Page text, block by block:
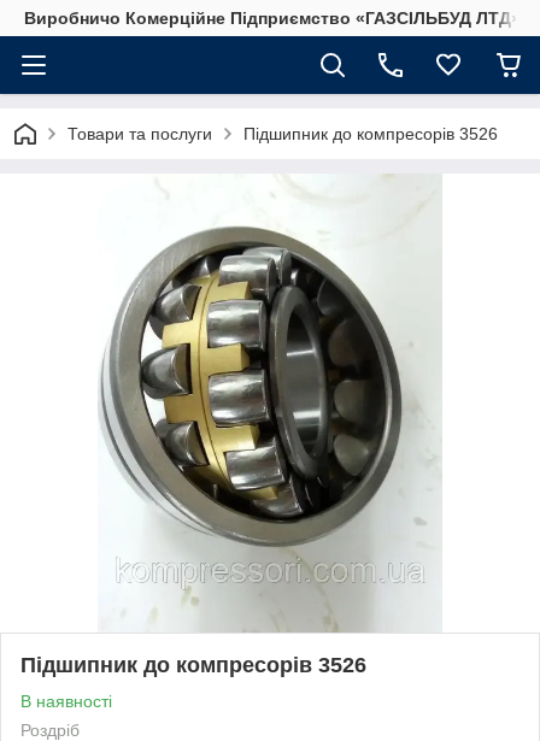
Виробничо Комерційне Підприємство «ГАЗСIЛЬБУД ЛТД»
Товари та послуги Підшипник до компресорів 3526
Підшипник до компресорів 3526
В наявності
Роздріб